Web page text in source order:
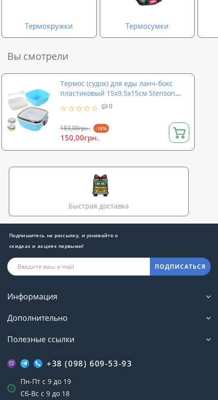
Термокружки Термосумки
Вы смотрели
Термос (судок) для еды ланч-бокс
пластиковый 15x9.5x15см Stenson
0
183,00грн. -18%
150,00грн.
Быстрая доставка
Подпишитесь на рассылку, и узнавайте о
скидках и акциях первыми!
ПОДПИСАТЬСЯ
Информация
Дополнительно
Полезные ссылки
+38 (098) 609-53-93
Пн-Пт с 9 до 19
Сб-Вс с 9 до 18